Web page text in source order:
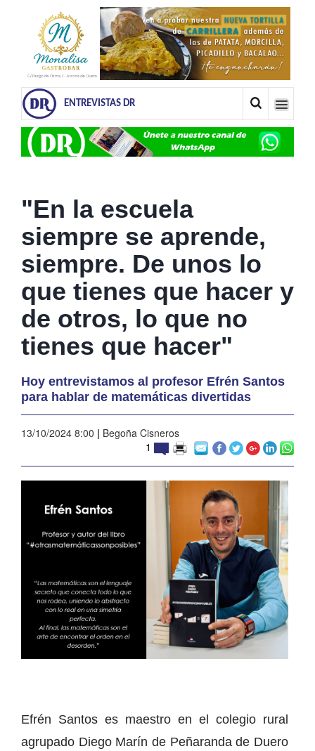
ENTREVISTAS DR
"En la escuela
siempre se aprende,
siempre. De unos lo
que tienes que hacer y
de otros, lo que no
tienes que hacer"
Hoy entrevistamos al profesor Efrén Santos
para hablar de matemáticas divertidas
13/10/2024 8:00 | Begoña Cisneros
1
Efrén Santos es maestro en el colegio rural
agrupado Diego Marín de Peñaranda de Duero